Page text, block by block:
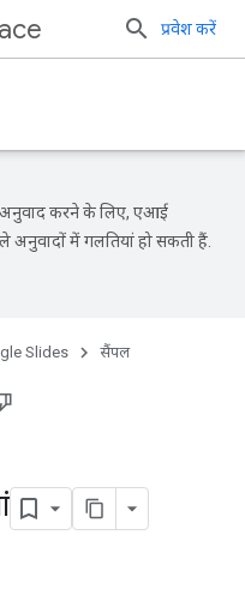
प्रवेश करें
अनुवाद करने के लिए, एआई
अनुवादों में गलतियां हो सकती हैं.
Slides सैंपल